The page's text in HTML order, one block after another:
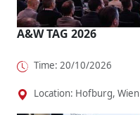
A&W TAG 2026
Time: 20/10/2026
Location: Hofburg, Wien